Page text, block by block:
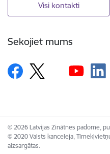
Visi kontakti
Sekojiet mums
© 2026 Latvijas Zinātnes padome,
© 2020 Valsts kanceleja,
aizsargātas.